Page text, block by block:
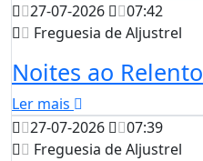
27-07-2026
07:42
Freguesia de Aljustrel
Noites ao Relento
Ler mais
27-07-2026
07:39
Freguesia de Aljustrel